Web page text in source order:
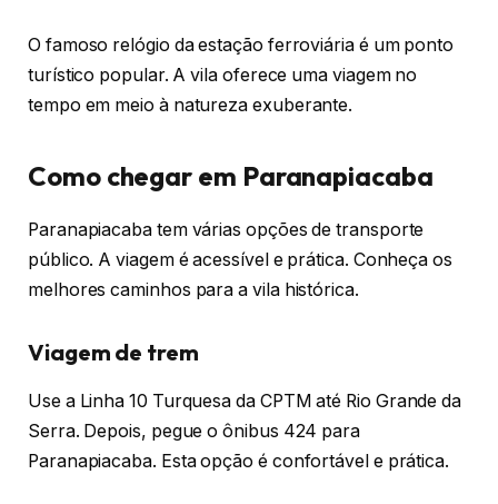
O famoso relógio da estação ferroviária é um ponto
turístico popular. A vila oferece uma viagem no
tempo em meio à natureza exuberante.
Como chegar em Paranapiacaba
Paranapiacaba tem várias opções de transporte
público. A viagem é acessível e prática. Conheça os
melhores caminhos para a vila histórica.
Viagem de trem
Use a Linha 10 Turquesa da CPTM até Rio Grande da
Serra. Depois, pegue o ônibus 424 para
Paranapiacaba. Esta opção é confortável e prática.